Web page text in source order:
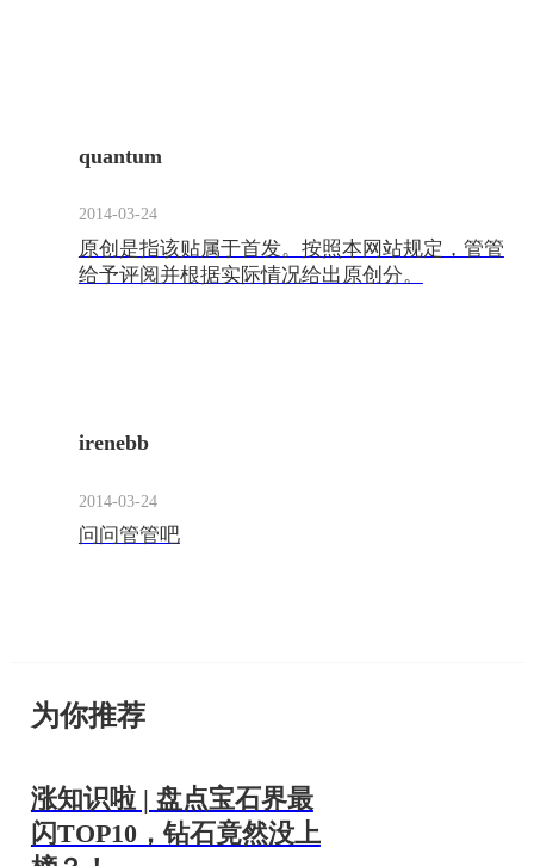
Z的筹婚经验或者感想的。这个时候只要LZ稍微
的帖子通常都能拿到高分。2、其次就是LZ在写
帖子的过程里面，一定要图文并茂。正所谓有图
有真相，有图片的文章会更加的生动。而且文章
一定要写得清楚明白，不要含糊带过，字数不能
分的探店贴和经验分享帖，学习别人的写左方法
LZ就完成了从菜鸟到高手的转变，原创分不是问
题。
quantum
2014-03-24
原创是指该贴属于首发。按照本网站规定，管管
给予评阅并根据实际情况给出原创分。
irenebb
2014-03-24
问问管管吧
为你推荐
涨知识啦 | 盘点宝石界最
闪TOP10，钻石竟然没上